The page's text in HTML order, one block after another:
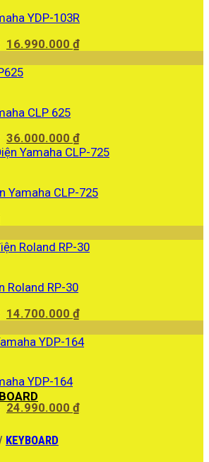
YDP-103R
Giá
là:
16.990.000₫Giá
CLP 625
Giá
gốc
36.000.000₫Giá
hiện
36.000.000 ₫.
Yamaha CLP-725
Roland RP-30
Giá
là:
14.700.000₫Giá
tại
YDP-164
Giá
là:
27.990.000 ₫.
24.990.000₫Giá
KEYBOARD